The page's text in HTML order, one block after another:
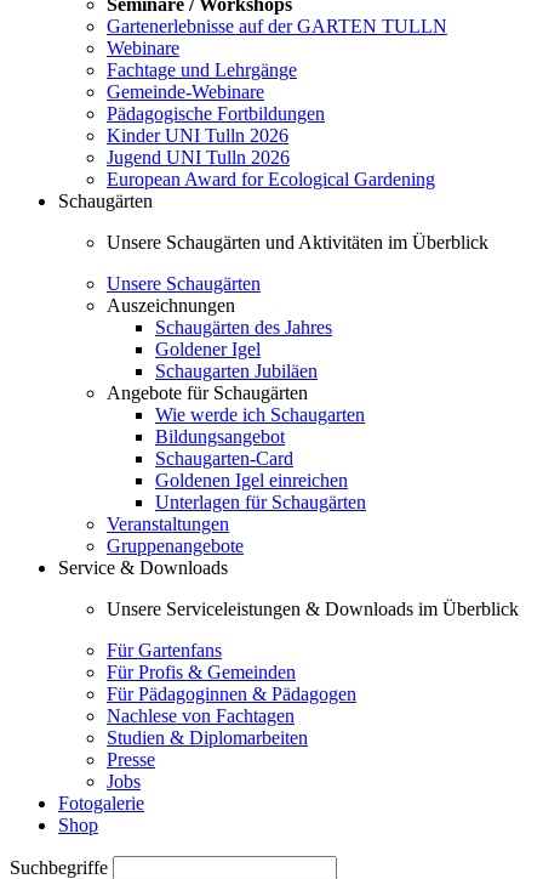
Seminare / Workshops
Gartenerlebnisse auf der GARTEN TULLN
Webinare
Fachtage und Lehrgänge
Gemeinde-Webinare
Pädagogische Fortbildungen
Kinder UNI Tulln 2026
Jugend UNI Tulln 2026
European Award for Ecological Gardening
Schaugärten
Unsere Schaugärten und Aktivitäten im Überblick
Unsere Schaugärten
Auszeichnungen
Schaugärten des Jahres
Goldener Igel
Schaugarten Jubiläen
Angebote für Schaugärten
Wie werde ich Schaugarten
Bildungsangebot
Schaugarten-Card
Goldenen Igel einreichen
Unterlagen für Schaugärten
Veranstaltungen
Gruppenangebote
Service & Downloads
Unsere Serviceleistungen & Downloads im Überblick
Für Gartenfans
Für Profis & Gemeinden
Für Pädagoginnen & Pädagogen
Nachlese von Fachtagen
Studien & Diplomarbeiten
Presse
Jobs
Fotogalerie
Shop
Suchbegriffe